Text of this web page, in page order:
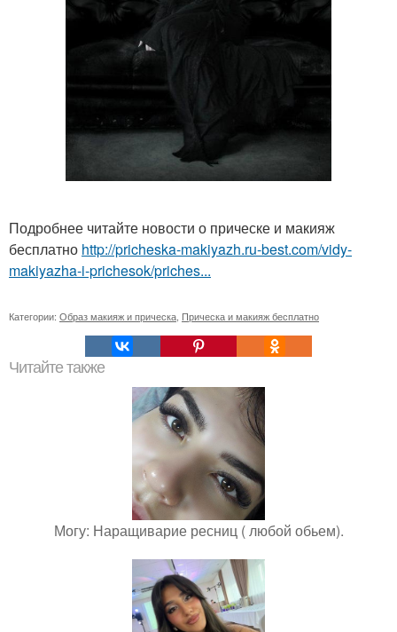
Подробнее читайте новости о прическе и макияж
бесплатно http://pricheska-makiyazh.ru-best.com/vidy-
makiyazha-i-prichesok/priches...
Категории: Образ макияж и прическа, Прическа и макияж бесплатно
Читайте также
Могу: Наращиварие ресниц ( любой обьем).